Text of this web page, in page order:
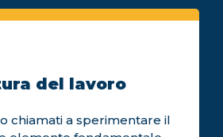
del lavoro
chiamati a sperimentare il